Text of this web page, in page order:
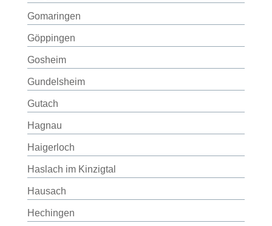
Gomaringen
Göppingen
Gosheim
Gundelsheim
Gutach
Hagnau
Haigerloch
Haslach im Kinzigtal
Hausach
Hechingen